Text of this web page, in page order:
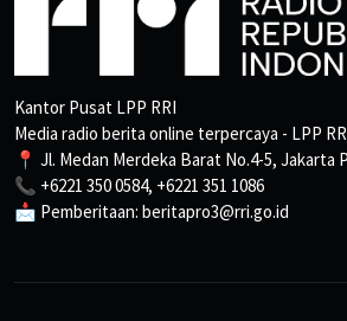
Kantor Pusat LPP RRI
Media radio berita online terpercaya - LPP
📍 Jl. Medan Merdeka Barat No.4-5, Jakarta
📞 +6221 350 0584, +6221 351 1086
📩 Pemberitaan: beritapro3@rri.go.id